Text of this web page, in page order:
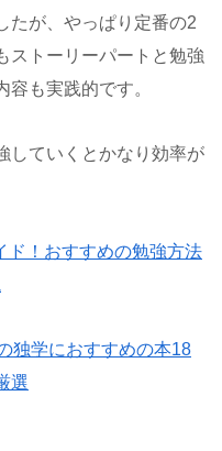
たが、やっぱり定番の2
ストーリーパートと勉強
も実践的です。
していくとかなり効率が
ド！おすすめの勉強方法
独学におすすめの本18
選